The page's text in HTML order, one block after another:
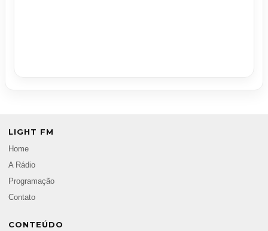
LIGHT FM
Home
A Rádio
Programação
Contato
CONTEÚDO